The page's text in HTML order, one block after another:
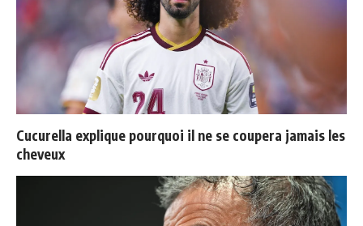
Cucurella explique pourquoi il ne se coupera jamais les
cheveux